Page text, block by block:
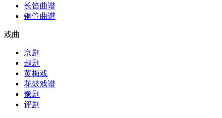
长笛曲谱
铜管曲谱
戏曲
京剧
越剧
黄梅戏
花鼓戏谱
豫剧
评剧